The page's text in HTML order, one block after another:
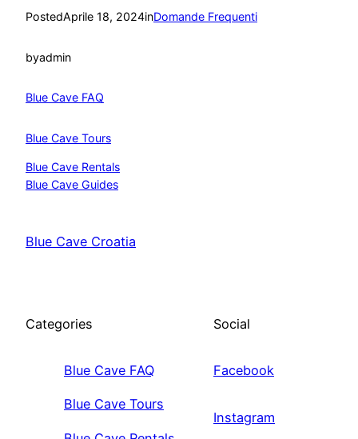
PostedAprile 18, 2024inDomande Frequenti
byadmin
Blue Cave FAQ
Blue Cave Tours
Blue Cave Rentals
Blue Cave Guides
Blue Cave Croatia
Categories
Blue Cave FAQ
Blue Cave Tours
Social
Facebook
Instagram